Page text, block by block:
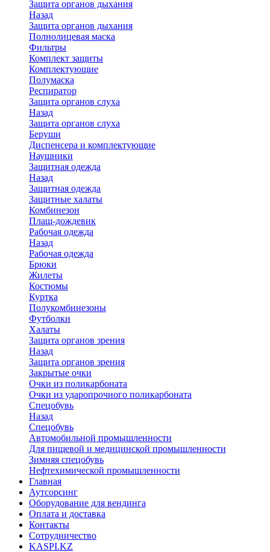
Защита органов дыхания
Назад
Защита органов дыхания
Полнолицевая маска
Фильтры
Комплект защиты
Комплектующие
Полумаска
Респиратор
Защита органов слуха
Назад
Защита органов слуха
Беруши
Диспенсера и комплектующие
Наушники
Защитная одежда
Назад
Защитная одежда
Защитные халаты
Комбинезон
Плащ-дождевик
Рабочая одежда
Назад
Рабочая одежда
Брюки
Жилеты
Костюмы
Куртка
Полукомбинезоны
Футболки
Халаты
Защита органов зрения
Назад
Защита органов зрения
Закрытые очки
Очки из поликарбоната
Очки из ударопрочного поликарбоната
Спецобувь
Назад
Спецобувь
Автомобильной промышленности
Для пищевой и медицинской промышленности
Зимняя спецобувь
Нефтехимической промышленности
Главная
Аутсорсинг
Оборудование для вендинга
Оплата и доставка
Контакты
Сотрудничество
KASPI.KZ